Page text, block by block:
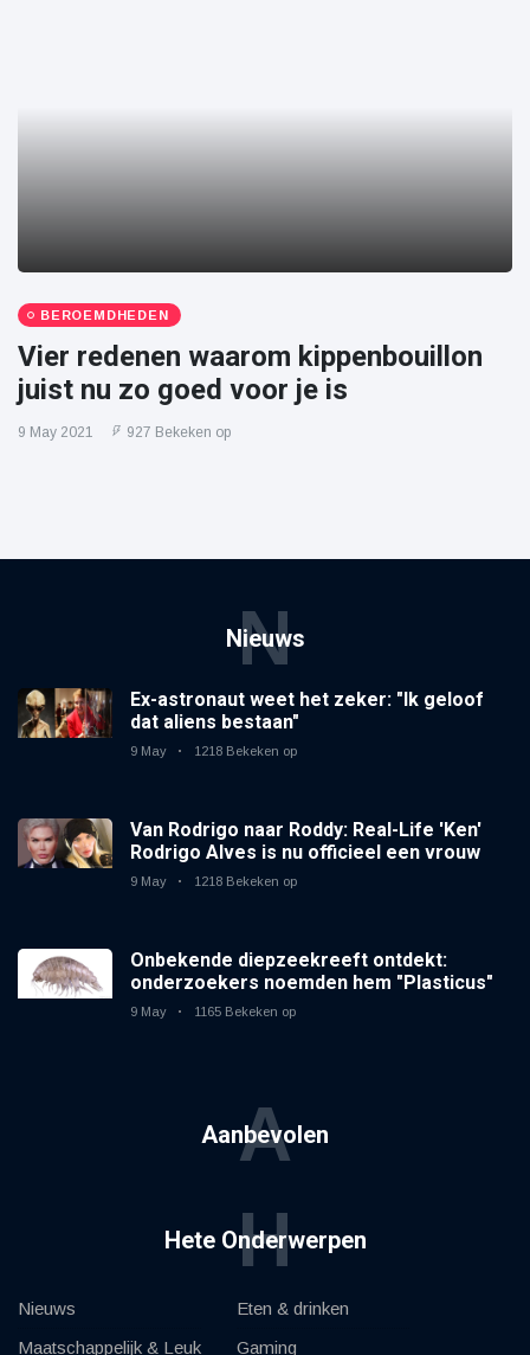
BEROEMDHEDEN
Vier redenen waarom kippenbouillon
juist nu zo goed voor je is
9 May 2021 927 Bekeken op
Nieuws
N
Ex-astronaut weet het zeker: "Ik geloof
dat aliens bestaan"
9 May 1218 Bekeken op
Van Rodrigo naar Roddy: Real-Life 'Ken'
Rodrigo Alves is nu officieel een vrouw
9 May 1218 Bekeken op
Onbekende diepzeekreeft ontdekt:
onderzoekers noemden hem "Plasticus"
9 May 1165 Bekeken op
Aanbevolen
A
Hete Onderwerpen
H
Nieuws
Maatschappelijk & Leuk
Eten & drinken
Gaming